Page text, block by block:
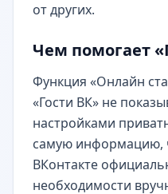
от других.
Чем помогает
Функция «Онлайн
«Гости ВК» не
настройками
самую информацию,
ВКонтакте
необходимости